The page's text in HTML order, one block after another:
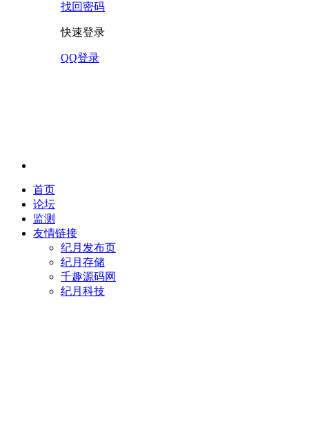
找回密码
快速登录
QQ登录
首页
论坛
监测
友情链接
纪月发布页
纪月存储
千趣源码网
纪月科技